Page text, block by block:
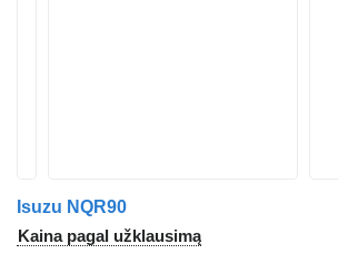
Isuzu NQR90
Kaina pagal užklausimą